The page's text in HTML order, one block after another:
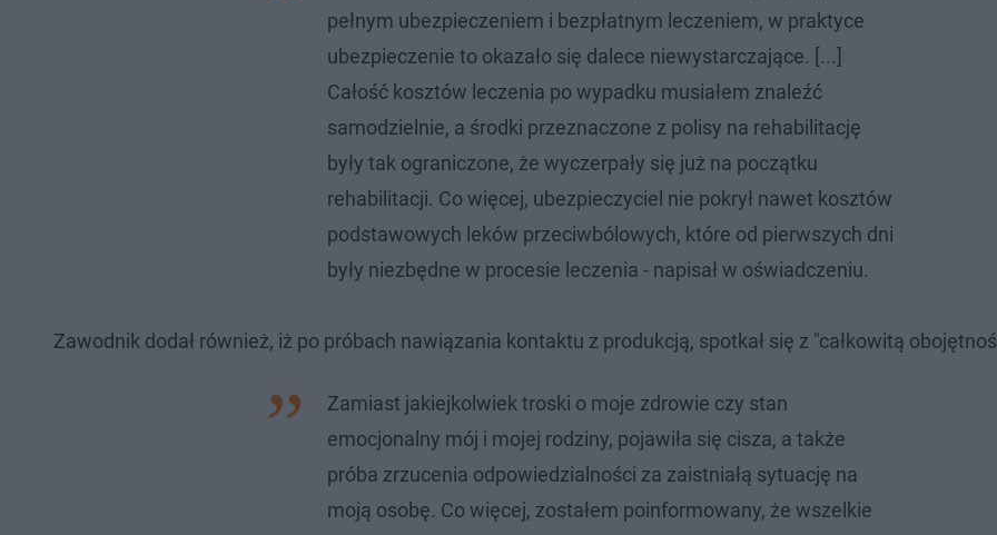
pełnym ubezpieczeniem i bezpłatnym leczeniem, w praktyce
ubezpieczenie to okazało się dalece niewystarczające. [...]
Całość kosztów leczenia po wypadku musiałem znaleźć
samodzielnie, a środki przeznaczone z polisy na rehabilitację
były tak ograniczone, że wyczerpały się już na początku
rehabilitacji. Co więcej, ubezpieczyciel nie pokrył nawet kosztów
podstawowych leków przeciwbólowych, które od pierwszych dni
były niezbędne w procesie leczenia - napisał w oświadczeniu.
Zawodnik dodał również, iż po próbach nawiązania kontaktu z produkcją, spotkał się z "całkowitą
Zamiast jakiejkolwiek troski o moje zdrowie czy stan
emocjonalny mój i mojej rodziny, pojawiła się cisza, a także
próba zrzucenia odpowiedzialności za zaistniałą sytuację na
moją osobę. Co więcej, zostałem poinformowany, że wszelkie